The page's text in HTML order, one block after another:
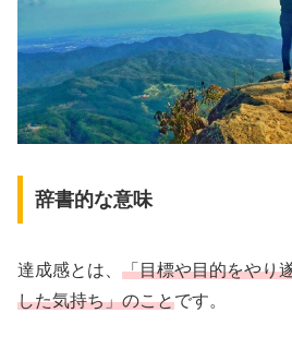
辞書的な意味
達成感とは、 「目標や目的をやり
した気持ち」のことです。